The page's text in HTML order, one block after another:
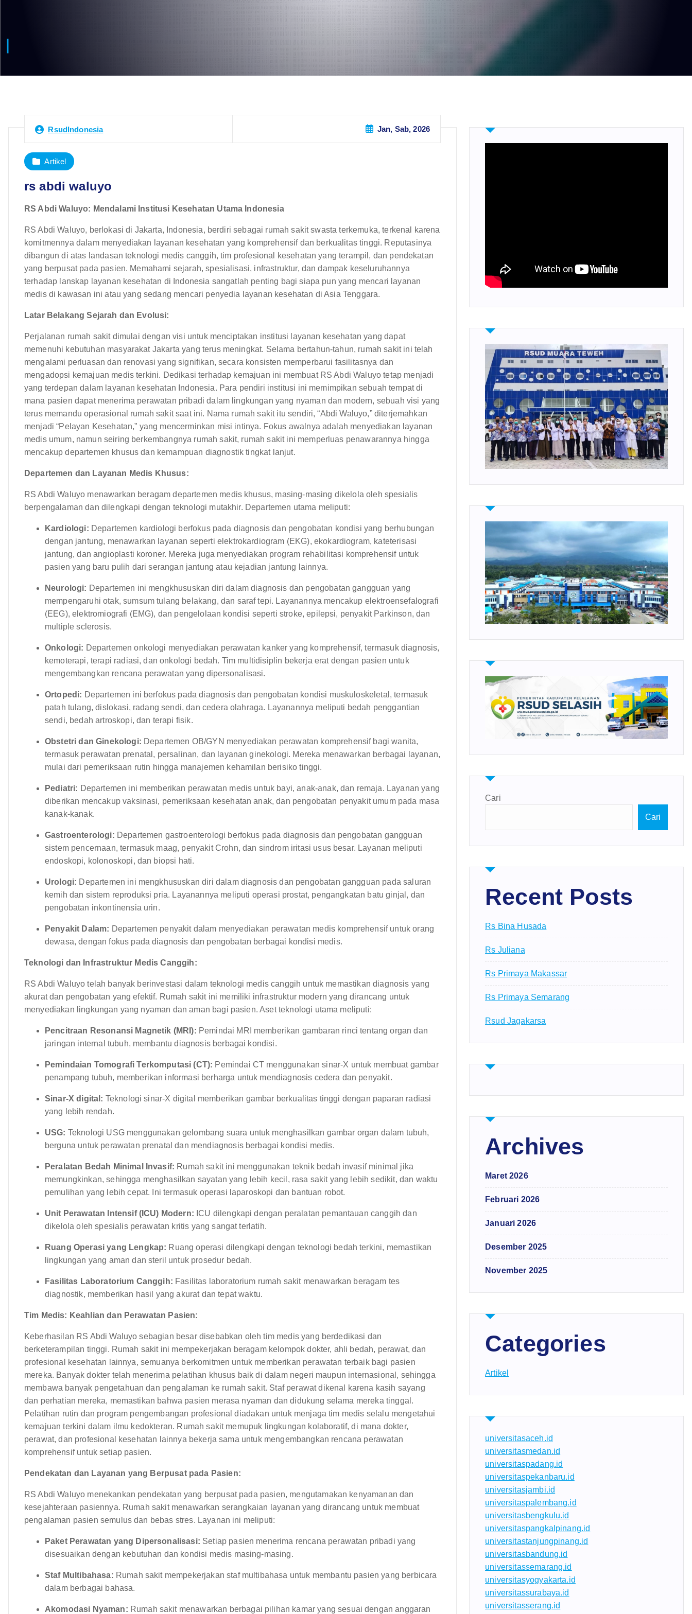
RsudIndonesia Jan, Sab, 2026
Artikel
rs abdi waluyo
RS Abdi Waluyo: Mendalami Institusi Kesehatan Utama Indonesia
RS Abdi Waluyo, berlokasi di Jakarta, Indonesia, berdiri sebagai rumah sakit swasta terkemuka, terkenal karena
komitmennya dalam menyediakan layanan kesehatan yang komprehensif dan berkualitas tinggi. Reputasinya
dibangun di atas landasan teknologi medis canggih, tim profesional kesehatan yang terampil, dan pendekatan
yang berpusat pada pasien. Memahami sejarah, spesialisasi, infrastruktur, dan dampak keseluruhannya
terhadap lanskap layanan kesehatan di Indonesia sangatlah penting bagi siapa pun yang mencari layanan
medis di kawasan ini atau yang sedang mencari penyedia layanan kesehatan di Asia Tenggara.
Latar Belakang Sejarah dan Evolusi:
Perjalanan rumah sakit dimulai dengan visi untuk menciptakan institusi layanan kesehatan yang dapat
memenuhi kebutuhan masyarakat Jakarta yang terus meningkat. Selama bertahun-tahun, rumah sakit ini telah
mengalami perluasan dan renovasi yang signifikan, secara konsisten memperbarui fasilitasnya dan
mengadopsi kemajuan medis terkini. Dedikasi terhadap kemajuan ini membuat RS Abdi Waluyo tetap menjadi
yang terdepan dalam layanan kesehatan Indonesia. Para pendiri institusi ini memimpikan sebuah tempat di
mana pasien dapat menerima perawatan pribadi dalam lingkungan yang nyaman dan modern, sebuah visi yang
terus memandu operasional rumah sakit saat ini. Nama rumah sakit itu sendiri, “Abdi Waluyo,” diterjemahkan
menjadi “Pelayan Kesehatan,” yang mencerminkan misi intinya. Fokus awalnya adalah menyediakan layanan
medis umum, namun seiring berkembangnya rumah sakit, rumah sakit ini memperluas penawarannya hingga
mencakup departemen khusus dan kemampuan diagnostik tingkat lanjut.
Departemen dan Layanan Medis Khusus:
RS Abdi Waluyo menawarkan beragam departemen medis khusus, masing-masing dikelola oleh spesialis
berpengalaman dan dilengkapi dengan teknologi mutakhir. Departemen utama meliputi:
Kardiologi: Departemen kardiologi berfokus pada diagnosis dan pengobatan kondisi yang berhubungan
dengan jantung, menawarkan layanan seperti elektrokardiogram (EKG), ekokardiogram, kateterisasi
jantung, dan angioplasti koroner. Mereka juga menyediakan program rehabilitasi komprehensif untuk
pasien yang baru pulih dari serangan jantung atau kejadian jantung lainnya.
Neurologi: Departemen ini mengkhususkan diri dalam diagnosis dan pengobatan gangguan yang
mempengaruhi otak, sumsum tulang belakang, dan saraf tepi. Layanannya mencakup elektroensefalografi
(EEG), elektromiografi (EMG), dan pengelolaan kondisi seperti stroke, epilepsi, penyakit Parkinson, dan
multiple sclerosis.
Onkologi: Departemen onkologi menyediakan perawatan kanker yang komprehensif, termasuk diagnosis,
kemoterapi, terapi radiasi, dan onkologi bedah. Tim multidisiplin bekerja erat dengan pasien untuk
mengembangkan rencana perawatan yang dipersonalisasi.
Ortopedi: Departemen ini berfokus pada diagnosis dan pengobatan kondisi muskuloskeletal, termasuk
patah tulang, dislokasi, radang sendi, dan cedera olahraga. Layanannya meliputi bedah penggantian
sendi, bedah artroskopi, dan terapi fisik.
Obstetri dan Ginekologi: Departemen OB/GYN menyediakan perawatan komprehensif bagi wanita,
termasuk perawatan prenatal, persalinan, dan layanan ginekologi. Mereka menawarkan berbagai layanan,
mulai dari pemeriksaan rutin hingga manajemen kehamilan berisiko tinggi.
Pediatri: Departemen ini memberikan perawatan medis untuk bayi, anak-anak, dan remaja. Layanan yang
diberikan mencakup vaksinasi, pemeriksaan kesehatan anak, dan pengobatan penyakit umum pada masa
kanak-kanak.
Gastroenterologi: Departemen gastroenterologi berfokus pada diagnosis dan pengobatan gangguan
sistem pencernaan, termasuk maag, penyakit Crohn, dan sindrom iritasi usus besar. Layanan meliputi
endoskopi, kolonoskopi, dan biopsi hati.
Urologi: Departemen ini mengkhususkan diri dalam diagnosis dan pengobatan gangguan pada saluran
kemih dan sistem reproduksi pria. Layanannya meliputi operasi prostat, pengangkatan batu ginjal, dan
pengobatan inkontinensia urin.
Penyakit Dalam: Departemen penyakit dalam menyediakan perawatan medis komprehensif untuk orang
dewasa, dengan fokus pada diagnosis dan pengobatan berbagai kondisi medis.
Teknologi dan Infrastruktur Medis Canggih:
RS Abdi Waluyo telah banyak berinvestasi dalam teknologi medis canggih untuk memastikan diagnosis yang
akurat dan pengobatan yang efektif. Rumah sakit ini memiliki infrastruktur modern yang dirancang untuk
menyediakan lingkungan yang nyaman dan aman bagi pasien. Aset teknologi utama meliputi:
Pencitraan Resonansi Magnetik (MRI): Pemindai MRI memberikan gambaran rinci tentang organ dan
jaringan internal tubuh, membantu diagnosis berbagai kondisi.
Pemindaian Tomografi Terkomputasi (CT): Pemindai CT menggunakan sinar-X untuk membuat gambar
penampang tubuh, memberikan informasi berharga untuk mendiagnosis cedera dan penyakit.
Sinar-X digital: Teknologi sinar-X digital memberikan gambar berkualitas tinggi dengan paparan radiasi
yang lebih rendah.
USG: Teknologi USG menggunakan gelombang suara untuk menghasilkan gambar organ dalam tubuh,
berguna untuk perawatan prenatal dan mendiagnosis berbagai kondisi medis.
Peralatan Bedah Minimal Invasif: Rumah sakit ini menggunakan teknik bedah invasif minimal jika
memungkinkan, sehingga menghasilkan sayatan yang lebih kecil, rasa sakit yang lebih sedikit, dan waktu
pemulihan yang lebih cepat. Ini termasuk operasi laparoskopi dan bantuan robot.
Unit Perawatan Intensif (ICU) Modern: ICU dilengkapi dengan peralatan pemantauan canggih dan
dikelola oleh spesialis perawatan kritis yang sangat terlatih.
Ruang Operasi yang Lengkap: Ruang operasi dilengkapi dengan teknologi bedah terkini, memastikan
lingkungan yang aman dan steril untuk prosedur bedah.
Fasilitas Laboratorium Canggih: Fasilitas laboratorium rumah sakit menawarkan beragam tes
diagnostik, memberikan hasil yang akurat dan tepat waktu.
Tim Medis: Keahlian dan Perawatan Pasien:
Keberhasilan RS Abdi Waluyo sebagian besar disebabkan oleh tim medis yang berdedikasi dan
berketerampilan tinggi. Rumah sakit ini mempekerjakan beragam kelompok dokter, ahli bedah, perawat, dan
profesional kesehatan lainnya, semuanya berkomitmen untuk memberikan perawatan terbaik bagi pasien
mereka. Banyak dokter telah menerima pelatihan khusus baik di dalam negeri maupun internasional, sehingga
membawa banyak pengetahuan dan pengalaman ke rumah sakit. Staf perawat dikenal karena kasih sayang
dan perhatian mereka, memastikan bahwa pasien merasa nyaman dan didukung selama mereka tinggal.
Pelatihan rutin dan program pengembangan profesional diadakan untuk menjaga tim medis selalu mengetahui
kemajuan terkini dalam ilmu kedokteran. Rumah sakit memupuk lingkungan kolaboratif, di mana dokter,
perawat, dan profesional kesehatan lainnya bekerja sama untuk mengembangkan rencana perawatan
komprehensif untuk setiap pasien.
Pendekatan dan Layanan yang Berpusat pada Pasien:
RS Abdi Waluyo menekankan pendekatan yang berpusat pada pasien, mengutamakan kenyamanan dan
kesejahteraan pasiennya. Rumah sakit menawarkan serangkaian layanan yang dirancang untuk membuat
pengalaman pasien semulus dan bebas stres. Layanan ini meliputi:
Paket Perawatan yang Dipersonalisasi: Setiap pasien menerima rencana perawatan pribadi yang
disesuaikan dengan kebutuhan dan kondisi medis masing-masing.
Staf Multibahasa: Rumah sakit mempekerjakan staf multibahasa untuk membantu pasien yang berbicara
dalam berbagai bahasa.
Akomodasi Nyaman: Rumah sakit menawarkan berbagai pilihan kamar yang sesuai dengan anggaran
Cari
Cari
Recent Posts
Rs Bina Husada
Rs Juliana
Rs Primaya Makassar
Rs Primaya Semarang
Rsud Jagakarsa
Archives
Maret 2026
Februari 2026
Januari 2026
Desember 2025
November 2025
Categories
Artikel
universitasaceh.id
universitasmedan.id
universitaspadang.id
universitaspekanbaru.id
universitasjambi.id
universitaspalembang.id
universitasbengkulu.id
universitaspangkalpinang.id
universitastanjungpinang.id
universitasbandung.id
universitassemarang.id
universitasyogyakarta.id
universitassurabaya.id
universitasserang.id